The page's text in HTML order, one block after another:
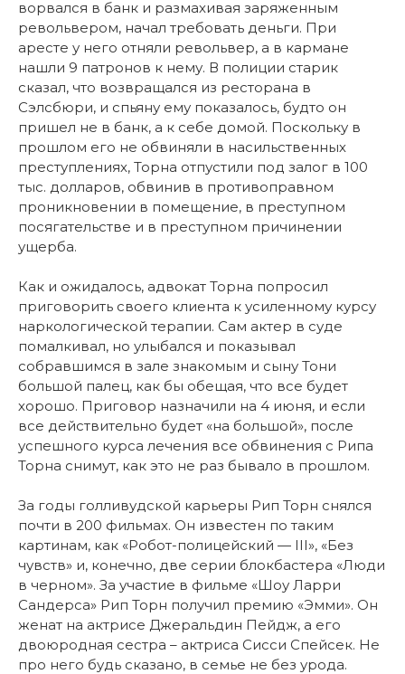
ворвался в банк и размахивая заряженным
револьвером, начал требовать деньги. При
аресте у него отняли револьвер, а в кармане
нашли 9 патронов к нему. В полиции старик
сказал, что возвращался из ресторана в
Сэлсбюри, и спьяну ему показалось, будто он
пришел не в банк, а к себе домой. Поскольку в
прошлом его не обвиняли в насильственных
преступлениях, Торна отпустили под залог в 100
тыс. долларов, обвинив в противоправном
проникновении в помещение, в преступном
посягательстве и в преступном причинении
ущерба.
Как и ожидалось, адвокат Торна попросил
приговорить своего клиента к усиленному курсу
наркологической терапии. Сам актер в суде
помалкивал, но улыбался и показывал
собравшимся в зале знакомым и сыну Тони
большой палец, как бы обещая, что все будет
хорошо. Приговор назначили на 4 июня, и если
все действительно будет «на большой», после
успешного курса лечения все обвинения с Рипа
Торна снимут, как это не раз бывало в прошлом.
За годы голливудской карьеры Рип Торн снялся
почти в 200 фильмах. Он известен по таким
картинам, как «Робот-полицейский — III», «Без
чувств» и, конечно, две серии блокбастера «Люди
в черном». За участие в фильме «Шоу Ларри
Сандерса» Рип Торн получил премию «Эмми». Он
женат на актрисе Джеральдин Пейдж, а его
двоюродная сестра – актриса Сисси Спейсек. Не
про него будь сказано, в семье не без урода.